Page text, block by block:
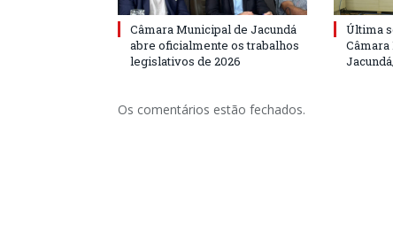
Câmara Municipal de Jacundá
abre oficialmente os trabalhos
legislativos de 2026
Última
Os comentários estão fechados.